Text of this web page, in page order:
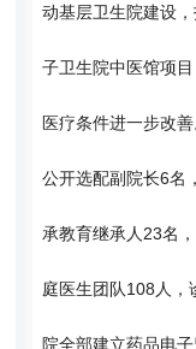
动基层卫生院建设
子卫生院中医馆项
医疗条件进一步改
公开选配副院长6名
承教育继承人23名
庭医生团队108人，
院全部建立药品电